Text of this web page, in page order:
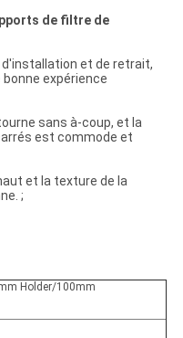
de filtre de
et de retrait,
expérience
sans à-coup, et la
est commode et
et la texture de la
;
Holder/100mm